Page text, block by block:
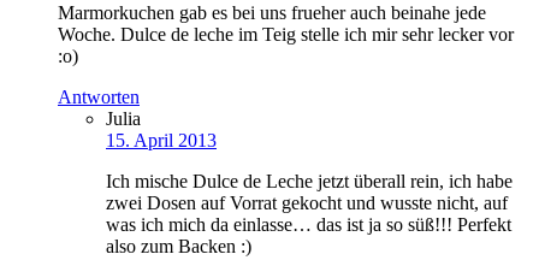
Marmorkuchen gab es bei uns frueher auch beinahe jede
Woche. Dulce de leche im Teig stelle ich mir sehr lecker vor
:o)
Antworten
Julia
15. April 2013
Ich mische Dulce de Leche jetzt überall rein, ich habe
zwei Dosen auf Vorrat gekocht und wusste nicht, auf
was ich mich da einlasse… das ist ja so süß!!! Perfekt
also zum Backen :)